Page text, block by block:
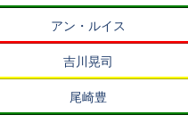
アン・ルイス
吉川晃司
尾崎豊